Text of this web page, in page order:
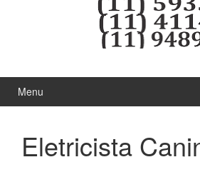
Menu
Eletricista